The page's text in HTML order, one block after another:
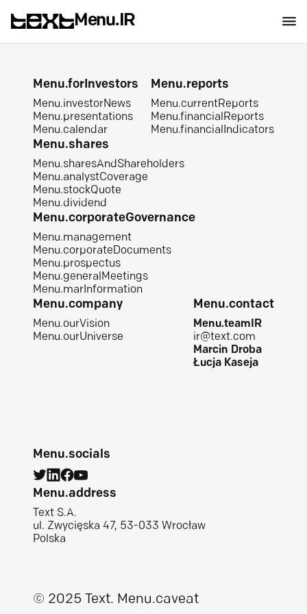
Menu.IR
Menu.forInvestors
Menu.investorNews
Menu.presentations
Menu.calendar
Menu.reports
Menu.currentReports
Menu.financialReports
Menu.financialIndicators
Menu.shares
Menu.sharesAndShareholders
Menu.analystCoverage
Menu.stockQuote
Menu.dividend
Menu.corporateGovernance
Menu.management
Menu.corporateDocuments
Menu.prospectus
Menu.generalMeetings
Menu.marInformation
Menu.company
Menu.ourVision
Menu.ourUniverse
Menu.contact
Menu.teamIR
ir@text.com
Marcin Droba
Łucja Kaseja
Menu.socials
Menu.address
Text S.A.
ul. Zwycięska 47, 53-033 Wrocław
Polska
© 2025 Text. Menu.caveat